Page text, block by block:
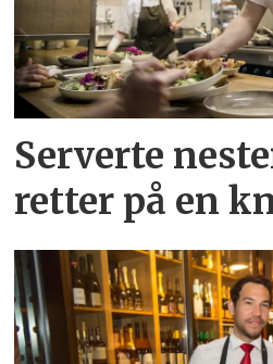
Serverte
retter på en